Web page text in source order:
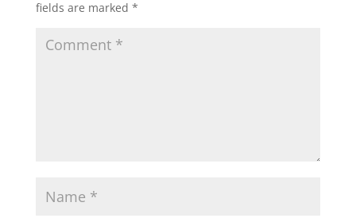
fields are marked *